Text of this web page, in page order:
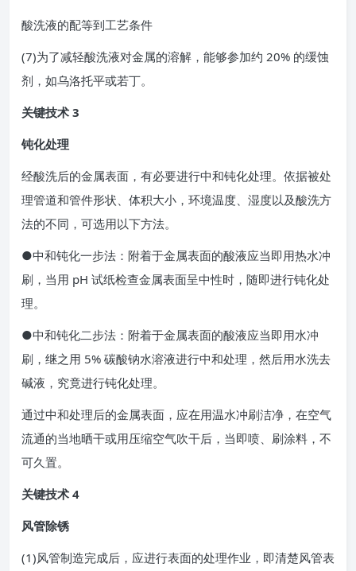
酸洗液的配等到工艺条件
(7)为了减轻酸洗液对金属的溶解，能够参加约 20% 的缓蚀
剂，如乌洛托平或若丁。
关键技术 3
钝化处理
经酸洗后的金属表面，有必要进行中和钝化处理。依据被处
理管道和管件形状、体积大小，环境温度、湿度以及酸洗方
法的不同，可选用以下方法。
●中和钝化一步法：附着于金属表面的酸液应当即用热水冲
刷，当用 pH 试纸检查金属表面呈中性时，随即进行钝化处
理。
●中和钝化二步法：附着于金属表面的酸液应当即用水冲
刷，继之用 5% 碳酸钠水溶液进行中和处理，然后用水洗去
碱液，究竟进行钝化处理。
通过中和处理后的金属表面，应在用温水冲刷洁净，在空气
流通的当地晒干或用压缩空气吹干后，当即喷、刷涂料，不
可久置。
关键技术 4
风管除锈
(1)风管制造完成后，应进行表面的处理作业，即清楚风管表